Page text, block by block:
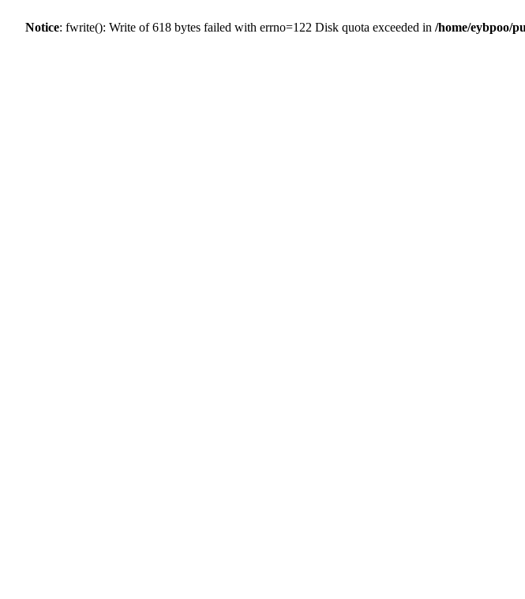
Notice: fwrite(): Write of 618 bytes failed with errno=122 Disk quota exceeded in /home/eybpoo/